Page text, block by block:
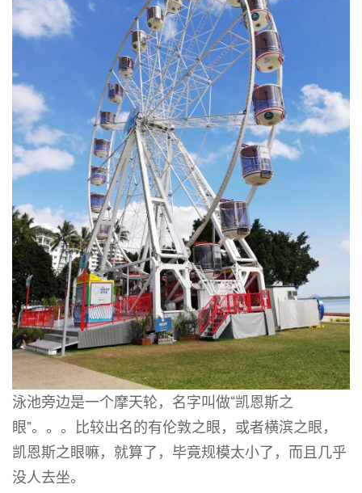
泳池旁边是一个摩天轮，名字叫做“凯恩斯之
眼”。。。比较出名的有伦敦之眼，或者横滨之眼，
凯恩斯之眼嘛，就算了，毕竟规模太小了，而且几乎
没人去坐。